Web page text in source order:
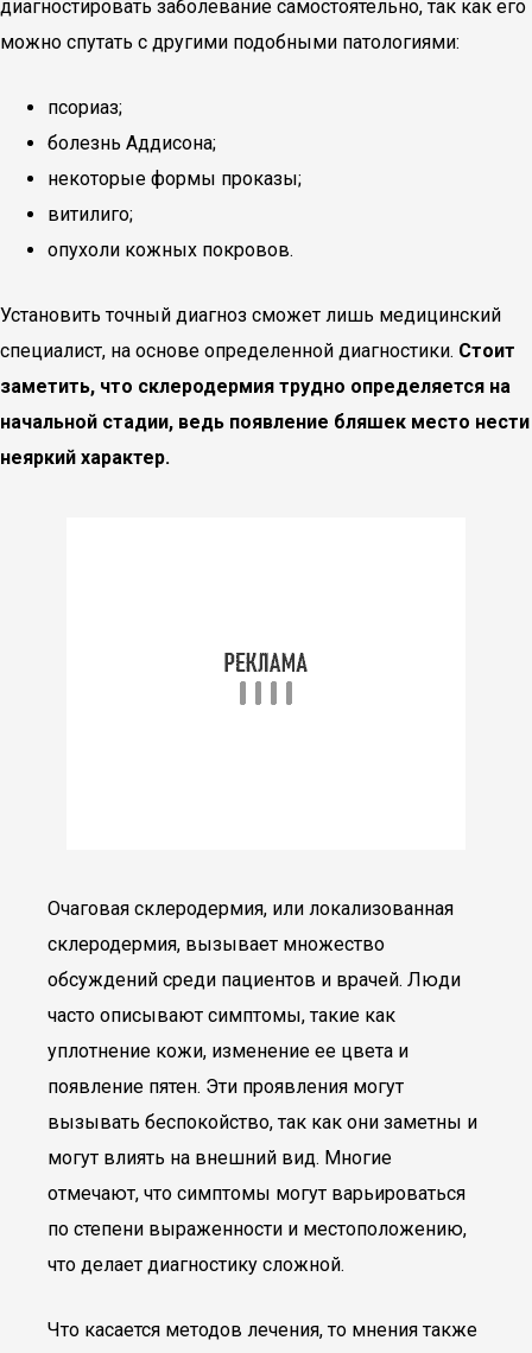
диагностировать заболевание самостоятельно, так как его
можно спутать с другими подобными патологиями:
псориаз;
болезнь Аддисона;
некоторые формы проказы;
витилиго;
опухоли кожных покровов.
Установить точный диагноз сможет лишь медицинский
специалист, на основе определенной диагностики. Стоит
заметить, что склеродермия трудно определяется на
начальной стадии, ведь появление бляшек место нести
неяркий характер.
Очаговая склеродермия, или локализованная
склеродермия, вызывает множество
обсуждений среди пациентов и врачей. Люди
часто описывают симптомы, такие как
уплотнение кожи, изменение ее цвета и
появление пятен. Эти проявления могут
вызывать беспокойство, так как они заметны и
могут влиять на внешний вид. Многие
отмечают, что симптомы могут варьироваться
по степени выраженности и местоположению,
что делает диагностику сложной.
Что касается методов лечения, то мнения также